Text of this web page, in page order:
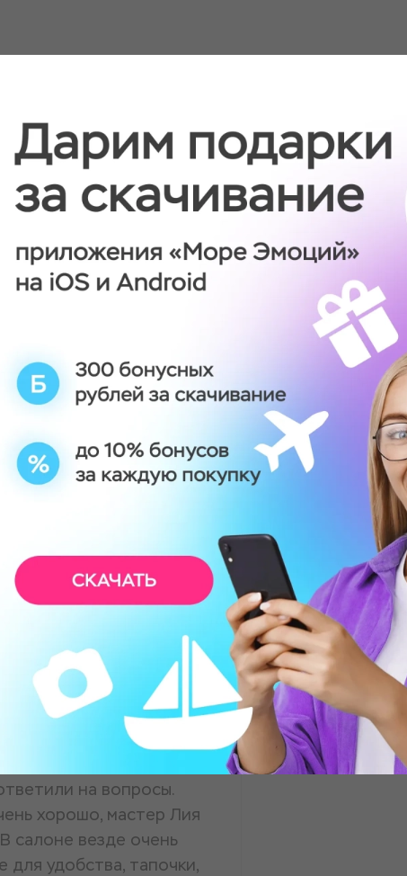
день матери, и мы
очень хорошие
учтивая, спокойная
придем ещё!
заботливые,
на вопросы.
хорошо, мастер Лия
салоне везде очень
для удобства, тапочки,